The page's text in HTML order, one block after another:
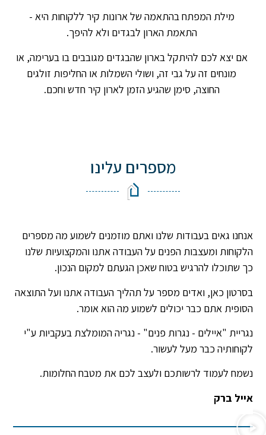
מילת המפתח בהתאמה של ארונות קיר ללקוחות היא -
התאמת הארון לבגדים ולא להיפך.
אם יצא לכם להיתקל בארון שהבגדים מגובבים בו בערימה, או
מונחים זה על גבי זה, ושולי השמלות או החליפות זולגים
החוצה, סימן שהגיע הזמן לארון קיר חדש וחכם.
מספרים עלינו
אנחנו גאים בעבודות שלנו ואתם מוזמנים לשמוע מה מספרים
הלקוחות ומעצבות הפנים על העבודה אתנו והמקצועיות שלנו
כך שתוכלו להרגיש בטוח שאכן הגעתם למקום הנכון.
בסרטון כאן, ואדים מספר על תהליך העבודה אתנו ועל התוצאה
הסופית אתם כבר יכולים לשמוע מה הוא אומר.
נגריית "איילים - נגרות פנים" - נגריה המומלצת בעקביות ע"י
לקוחותיה כבר מעל לעשור.
נשמח לעמוד לרשותכם ולעצב לכם את מטבח החלומות.
אייל ברק